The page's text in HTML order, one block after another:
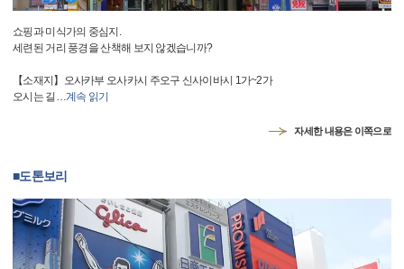
쇼핑과 미식가의 중심지.
세련된 거리 풍경을 산책해 보지 않겠습니까?
【소재지】오사카부 오사카시 주오구 신사이바시 1가~2가
오시는 길 …계속 읽기
자세한 내용은 이쪽으로
■도톤보리